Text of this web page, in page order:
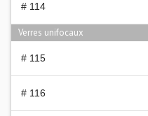
# 114
Verres unifocaux
# 115
# 116